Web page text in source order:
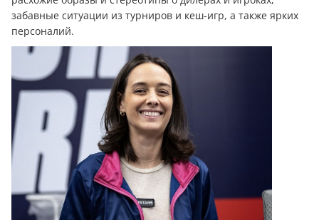
забавные ситуации из турниров и кеш-игр, а также ярких
персоналий.